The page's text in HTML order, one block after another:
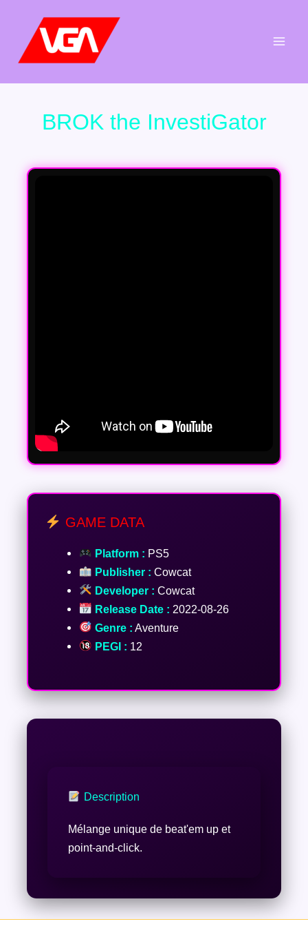
contenu
BROK the InvestiGator
GAME DATA
Platform : PS5
Publisher : Cowcat
Developer : Cowcat
Release Date : 2022-08-26
Genre : Aventure
PEGI : 12
Description
Mélange unique de beat'em up et
point-and-click.